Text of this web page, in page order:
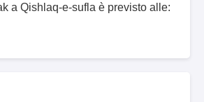
a Qishlaq-e-sufla è previsto alle: